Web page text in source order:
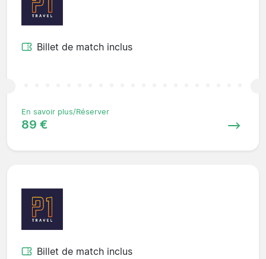
Billet de match inclus
En savoir plus/Réserver
89 €
Billet de match inclus